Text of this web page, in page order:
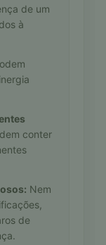
de um
à
conter
Nem
de